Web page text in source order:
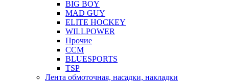
BIG BOY
MAD GUY
ELITE HOCKEY
WILLPOWER
Прочие
CCM
BLUESPORTS
TSP
Лента обмоточная, насадки, накладки